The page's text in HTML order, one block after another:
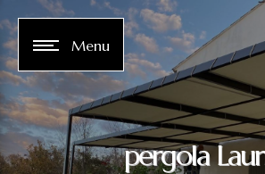
Menu
pergola
Panneau de gestion des cookies